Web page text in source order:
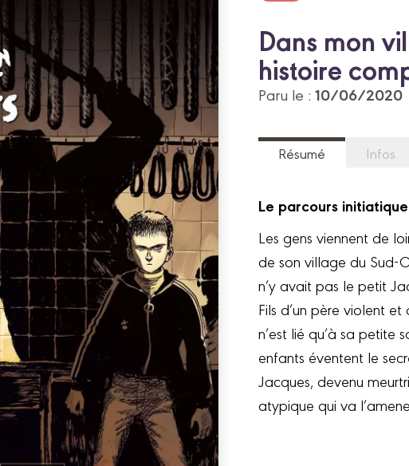
Dans mon
histoire
Paru le : 10/06/2020
Résumé Infos
Le parcours
Les gens viennent de
de son village du Sud-
n’y avait pas le petit
Fils d’un père violent
n’est lié qu’à sa petite
enfants éventent le
Jacques, devenu
atypique qui va